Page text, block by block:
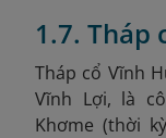
1.7. Tháp
Tháp cổ Vĩnh
Vĩnh Lợi, là
Khơme (thời